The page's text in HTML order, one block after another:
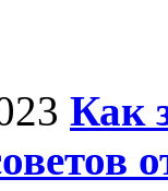
Как